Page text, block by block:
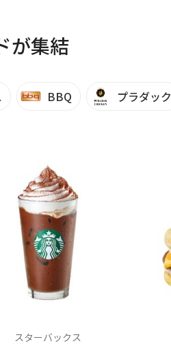
が集結
BBQ プラダック
スターバックス